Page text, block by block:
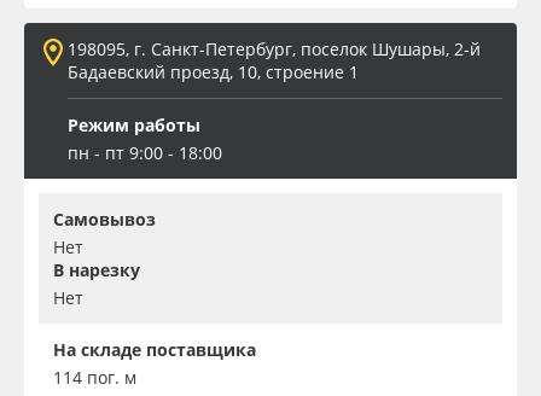
198095, г. Санкт-Петербург, поселок Шушары, 2-й
Бадаевский проезд, 10, строение 1
Режим работы
пн - пт 9:00 - 18:00
Самовывоз
Нет
В нарезку
Нет
На складе поставщика
114 пог. м